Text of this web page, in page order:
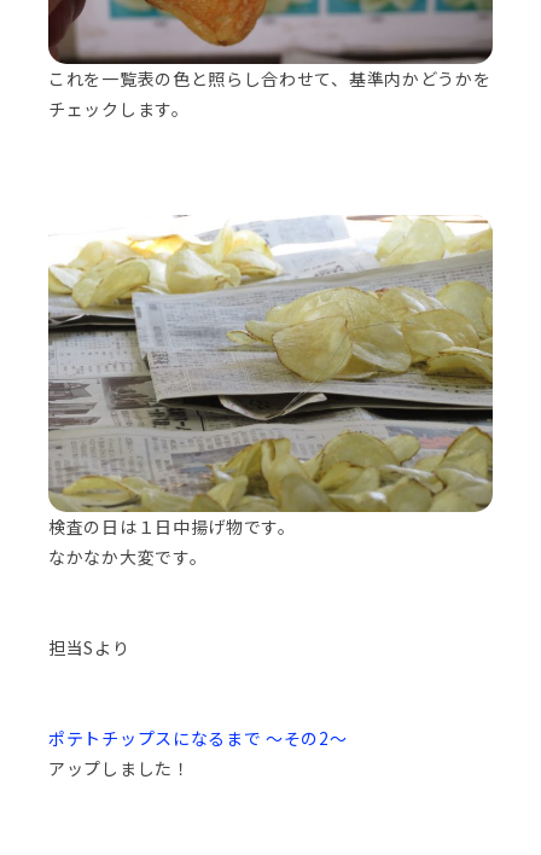
これを一覧表の色と照らし合わせて、基準内かどうかを
チェックします。
検査の日は１日中揚げ物です。
なかなか大変です。
担当Sより
ポテトチップスになるまで ～その2～
アップしました！